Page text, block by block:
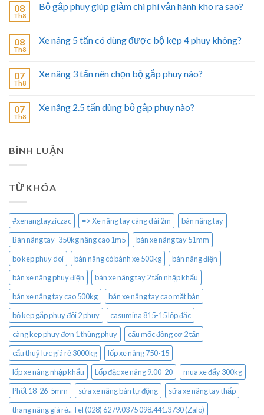
08
Th8
Bộ gắp phuy giúp giảm chi phí vận hành kho ra sao?
08
Th8
Xe nâng 5 tấn có dùng được bộ kẹp 4 phuy không?
07
Th8
Xe nâng 3 tấn nên chọn bộ gắp phuy nào?
07
Th8
Xe nâng 2.5 tấn dùng bộ gắp phuy nào?
BÌNH LUẬN
TỪ KHÓA
#xenangtayziczac => Xe nâng tay càng dài 2m
bàn nâng tay
Bàn nâng tay 350kg nâng cao 1m5
bán xe nâng tay 51mm
bo kep phuy doi
bàn nâng có bánh xe 500kg
bàn nâng điện
bán xe nâng phuy điện
bán xe nâng tay 2 tấn nhập khẩu
bán xe nâng tay cao 500kg
bán xe nâng tay cao mặt bàn
bộ kẹp gắp phuy đôi 2 phuy
casumina 815-15 lốp đặc
càng kẹp phuy đơn 1 thùng phuy
cẩu mốc động cơ 2 tấn
cẩu thuỷ lực giá rẻ 3000kg
lốp xe nâng 750-15
lốp xe nâng nhập khẩu
Lốp đặc xe nâng 9.00-20
mua xe đẩy 300kg
Phốt 18-26-5mm
sửa xe nâng bán tự động
sữa xe nâng tay thấp
thang nâng giá rẻ.. Tel (028) 6279.0375 098.441.3730 (Zalo)